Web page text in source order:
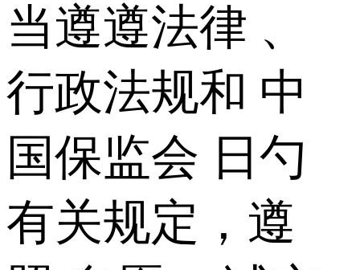
当遵遵法律 、
行政法规和 中
国保监会 日勺
有关规定，遵